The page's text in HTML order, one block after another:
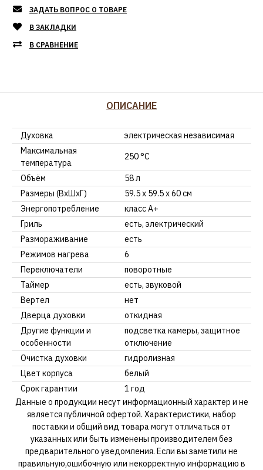
ЗАДАТЬ ВОПРОС О ТОВАРЕ
В ЗАКЛАДКИ
В СРАВНЕНИЕ
ОПИСАНИЕ
Духовка
электрическая независимая
Максимальная
температура
250 °С
Объём
58 л
Размеры (ВхШхГ)
59.5 х 59.5 x 60 см
Энергопотребление
класс A+
Гриль
есть, электрический
Размораживание
есть
Режимов нагрева
6
Переключатели
поворотные
Таймер
есть, звуковой
Вертел
нет
Дверца духовки
откидная
Другие функции и
особенности
подсветка камеры, защитное
отключение
Очистка духовки
гидролизная
Цвет корпуса
белый
Срок гарантии
1 год
Данные о продукции несут информационный характер и не
является публичной офертой. Характеристики, набор
поставки и общий вид товара могут отличаться от
указанных или быть изменены производителем без
предварительного уведомления. Если вы заметили не
правильную,ошибочную или некорректную информацию в